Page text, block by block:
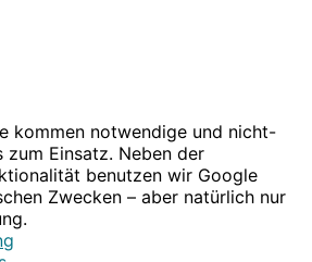
kommen notwendige und nicht-
Einsatz. Neben der
benutzen wir Google
Zwecken – aber natürlich nur